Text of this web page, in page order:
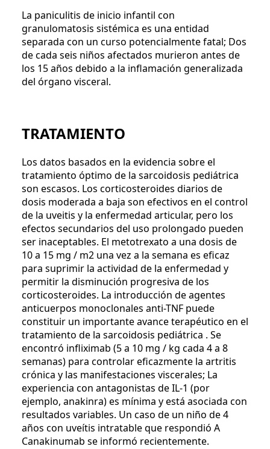
La paniculitis de inicio infantil con
granulomatosis sistémica es una entidad
separada con un curso potencialmente fatal; Dos
de cada seis niños afectados murieron antes de
los 15 años debido a la inflamación generalizada
del órgano visceral.
TRATAMIENTO
Los datos basados ​​en la evidencia sobre el
tratamiento óptimo de la sarcoidosis pediátrica
son escasos. Los corticosteroides diarios de
dosis moderada a baja son efectivos en el control
de la uveitis y la enfermedad articular, pero los
efectos secundarios del uso prolongado pueden
ser inaceptables. El metotrexato a una dosis de
10 a 15 mg / m2 una vez a la semana es eficaz
para suprimir la actividad de la enfermedad y
permitir la disminución progresiva de los
corticosteroides. La introducción de agentes
anticuerpos monoclonales anti-TNF puede
constituir un importante avance terapéutico en el
tratamiento de la sarcoidosis pediátrica . Se
encontró infliximab (5 a 10 mg / kg cada 4 a 8
semanas) para controlar eficazmente la artritis
crónica y las manifestaciones viscerales; La
experiencia con antagonistas de IL-1 (por
ejemplo, anakinra) es mínima y está asociada con
resultados variables. Un caso de un niño de 4
años con uveítis intratable que respondió A
Canakinumab se informó recientemente.